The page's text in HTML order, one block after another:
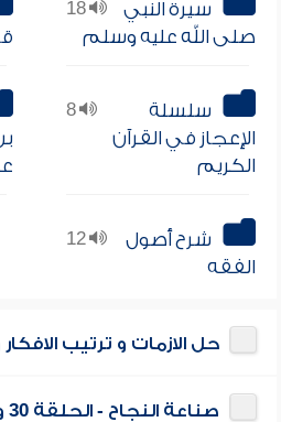
18
سيرة النبي
صلى الله عليه وسلم
8
سلسلة
الإعجاز في القرآن
الكريم
12
شرح أصول
الفقه
حل الازمات و ترتيب
صناعة النجاح - الحلقة 30 والأخيرة